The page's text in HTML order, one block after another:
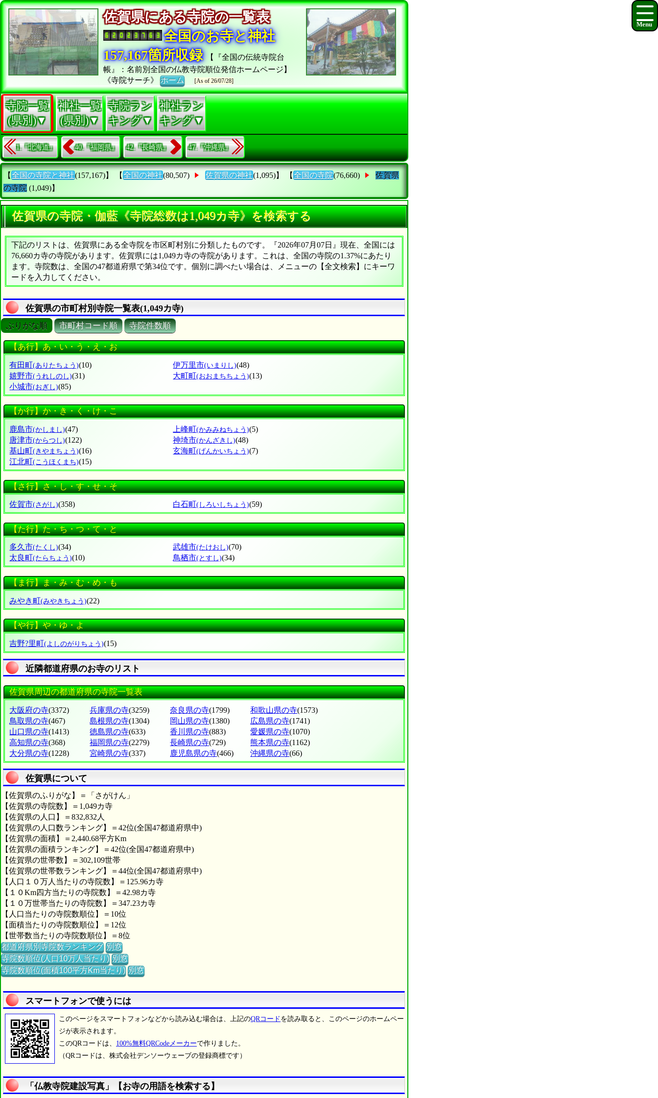
佐賀県にある寺院の一覧表
全国のお寺と神社
157,167箇所収録
【『全国の伝統寺院台
帳』：名前別全国の仏教寺院順位発信ホームページ】
《寺院サーチ》ホーム [As of 26/07/28]
寺院一覧
(県別)▼
神社一覧
(県別)▼
寺院ラン
キング▼
神社ラン
キング▼
1.『北海道』 40.『福岡県』 42.『長崎県』 47.『沖縄県』
【 全国の寺院と神社(157,167)】 【 全国の神社(80,507) 佐賀県の神社(1,095)】 【 全国の寺院(76,660)
佐賀県
の寺院 (1,049)】
佐賀県の寺院・伽藍《寺院総数は1,049カ寺》を検索する
下記のリストは、佐賀県にある全寺院を市区町村別に分類したものです。『2026年07月07日』現在、全国には
76,660カ寺の寺院があります。佐賀県には1,049カ寺の寺院があります。これは、全国の寺院の1.37%にあたり
ます。寺院数は、全国の47都道府県で第34位です。個別に調べたい場合は、メニューの【全文検索】にキーワ
ードを入力してください。
佐賀県の市町村別寺院一覧表(1,049カ寺)
ぶりがな順 市町村コード順 寺院件数順
【あ行】あ・い・う・え・お
有田町(ありたちょう)(10) 伊万里市(いまりし)(48)
嬉野市(うれしのし)(31) 大町町(おおまちちょう)(13)
小城市(おぎし)(85)
【か行】か・き・く・け・こ
鹿島市(かしまし)(47) 上峰町(かみみねちょう)(5)
唐津市(からつし)(122) 神埼市(かんざきし)(48)
基山町(きやまちょう)(16) 玄海町(げんかいちょう)(7)
江北町(こうほくまち)(15)
【さ行】さ・し・す・せ・そ
佐賀市(さがし)(358) 白石町(しろいしちょう)(59)
【た行】た・ち・つ・て・と
多久市(たくし)(34) 武雄市(たけおし)(70)
太良町(たらちょう)(10) 鳥栖市(とすし)(34)
【ま行】ま・み・む・め・も
みやき町(みやきちょう)(22)
【や行】や・ゆ・よ
吉野?里町(よしのがりちょう)(15)
近隣都道府県のお寺のリスト
佐賀県周辺の都道府県の寺院一覧表
大阪府の寺(3372) 兵庫県の寺(3259) 奈良県の寺(1799) 和歌山県の寺(1573)
鳥取県の寺(467) 島根県の寺(1304) 岡山県の寺(1380) 広島県の寺(1741)
山口県の寺(1413) 徳島県の寺(633) 香川県の寺(883) 愛媛県の寺(1070)
高知県の寺(368) 福岡県の寺(2279) 長崎県の寺(729) 熊本県の寺(1162)
大分県の寺(1228) 宮崎県の寺(337) 鹿児島県の寺(466) 沖縄県の寺(66)
佐賀県について
【佐賀県のふりがな】＝「さがけん」
【佐賀県の寺院数】＝1,049カ寺
【佐賀県の人口】＝832,832人
【佐賀県の人口数ランキング】＝42位(全国47都道府県中)
【佐賀県の面積】＝2,440.68平方Km
【佐賀県の面積ランキング】＝42位(全国47都道府県中)
【佐賀県の世帯数】＝302,109世帯
【佐賀県の世帯数ランキング】＝44位(全国47都道府県中)
【人口１０万人当たりの寺院数】＝125.96カ寺
【１０Km四方当たりの寺院数】＝42.98カ寺
【１０万世帯当たりの寺院数】＝347.23カ寺
【人口当たりの寺院数順位】＝10位
【面積当たりの寺院数順位】＝12位
【世帯数当たりの寺院数順位】＝8位
都道府県別寺院数ランキング 別窓
寺院数順位(人口10万人当たり) 別窓
寺院数順位(面積100平方Km当たり) 別窓
スマートフォンで使うには
このページをスマートフォンなどから読み込む場合は、上記のQRコード を読み取ると、このページのホームペー
ジが表示されます。
このQRコードは、 100%無料QRCodeメーカーで作りました。
（QRコードは、株式会社デンソーウェーブの登録商標です）
「仏教寺院建設写真」【お寺の用語を検索する】